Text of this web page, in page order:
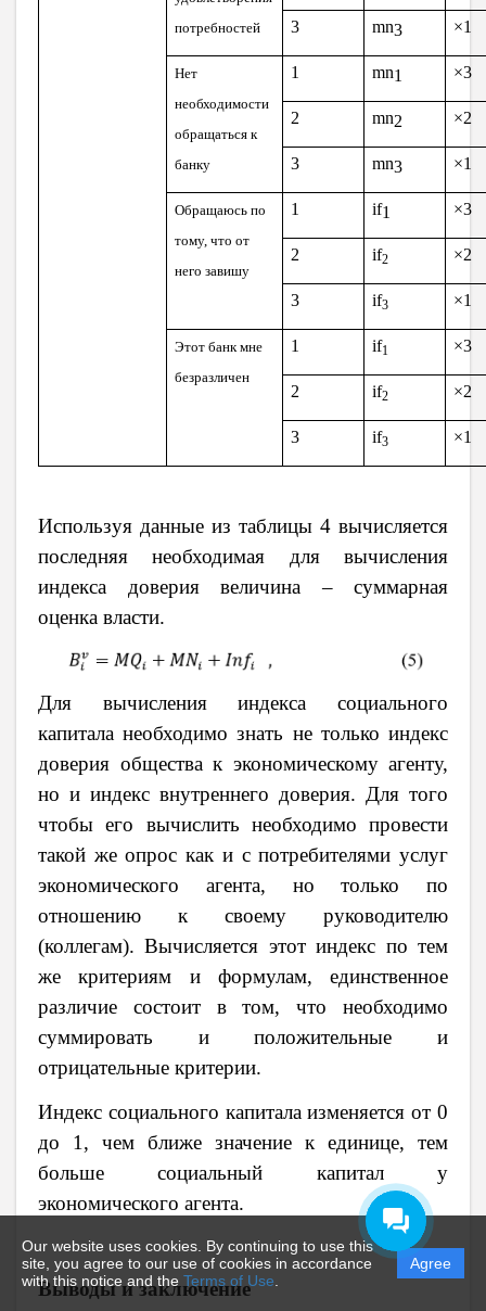
Our website uses cookies. By continuing to use this
site, you agree to our use of cookies in accordance
with this notice and the Terms of Use
Agree
потребностей
3 mn3 ×1
Нет
необходимости
обращаться к
банку
1 mn1 ×3
2 mn2 ×2
3 mn3 ×1
Обращаюсь по
тому, что от
него завишу
1 if1 ×3
2 if2 ×2
3 if3 ×1
Этот банк мне
безразличен
1 if1 ×3
2 if2 ×2
3 if3 ×1
Используя данные из таблицы 4 вычисляется
последняя необходимая для вычисления
индекса доверия величина – суммарная
оценка власти.
Для вычисления индекса социального
капитала необходимо знать не только индекс
доверия общества к экономическому агенту,
но и индекс внутреннего доверия. Для того
чтобы его вычислить необходимо провести
такой же опрос как и с потребителями услуг
экономического агента, но только по
отношению к своему руководителю
(коллегам). Вычисляется этот индекс по тем
же критериям и формулам, единственное
различие состоит в том, что необходимо
суммировать и положительные и
отрицательные критерии.
Индекс социального капитала изменяется от 0
до 1, чем ближе значение к единице, тем
больше социальный капитал у
экономического агента.
Выводы и заключение